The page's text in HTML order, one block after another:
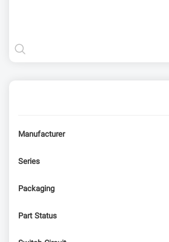
Manufacturer
Series
Packaging
Part Status